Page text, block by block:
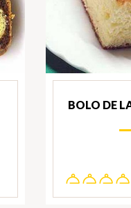
BOLO DE